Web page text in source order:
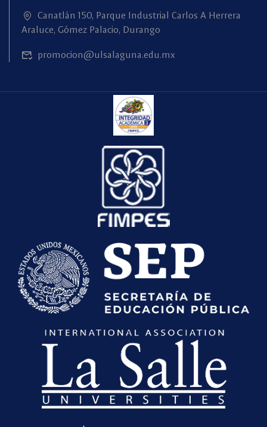
Canatlán 150, Parque Industrial Carlos A Herrera
Araluce, Gómez Palacio, Durango
promocion@ulsalaguna.edu.mx